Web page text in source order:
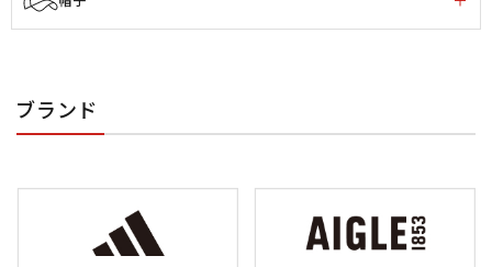
ブランド